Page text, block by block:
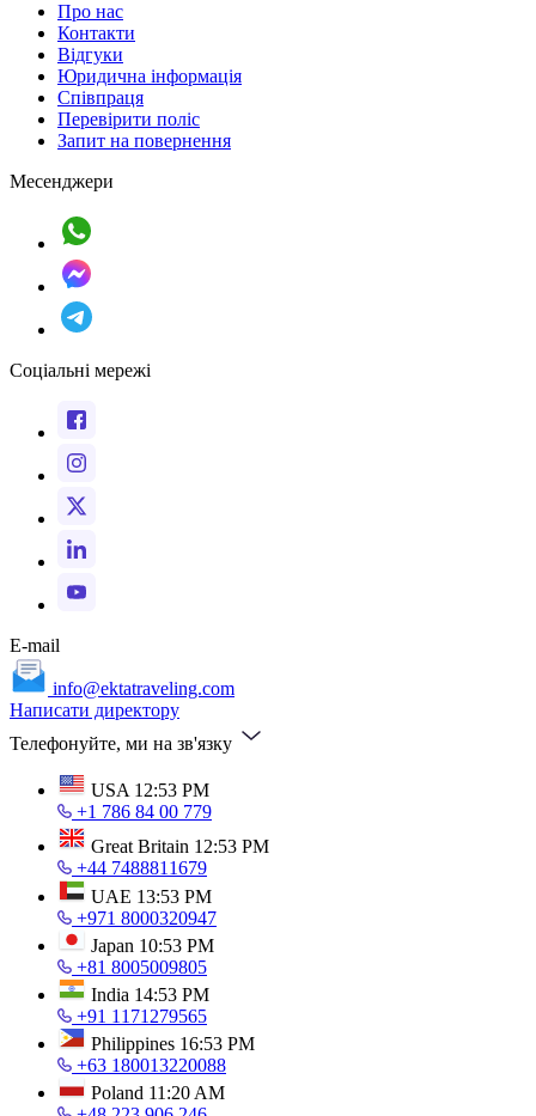
Про нас
Контакти
Відгуки
Юридична інформація
Співпраця
Перевірити поліс
Запит на повернення
Месенджери
Соціальні мережі
E-mail
info@ektatraveling.com
Написати директору
Телефонуйте, ми на зв'язку
USA 12:53 PM
+1 786 84 00 779
Great Britain 12:53 PM
+44 7488811679
UAE 13:53 PM
+971 8000320947
Japan 10:53 PM
+81 8005009805
India 14:53 PM
+91 1171279565
Philippines 16:53 PM
+63 180013220088
Poland 11:20 AM